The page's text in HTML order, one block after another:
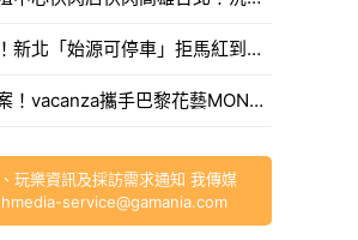
成功召喚崔始源！新北「始源可停車」拒馬紅到本人來朝聖，親臨門口問：「停車可以嗎」笑翻網友。
中山街區散步提案！vacanza攜手巴黎花藝MONCEAU FLEURS，把鮮花當作穿搭戴著走。
玩樂資訊及採訪需求通知 我傳媒
service@gamania.com